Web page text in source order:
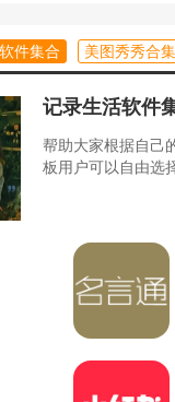
件集合 美图秀秀合集
记录生活软件
帮助大家根据自己
板用户可以自由选